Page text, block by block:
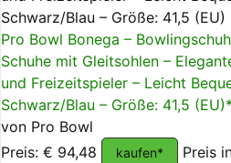
Pro Bowl Bonega –
Schuhe mit Gleitsohlen –
und Freizeitspieler – Leicht
Schwarz/Blau – Größe: 41,5 (EU)*
von Pro Bowl
Preis: € 94,48
kaufen*
Preis